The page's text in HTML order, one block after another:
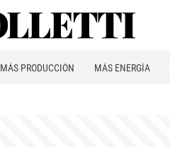
MÁS PRODUCCIÓN MÁS ENERGÍA